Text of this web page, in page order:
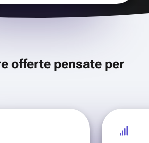
offerte pensate per